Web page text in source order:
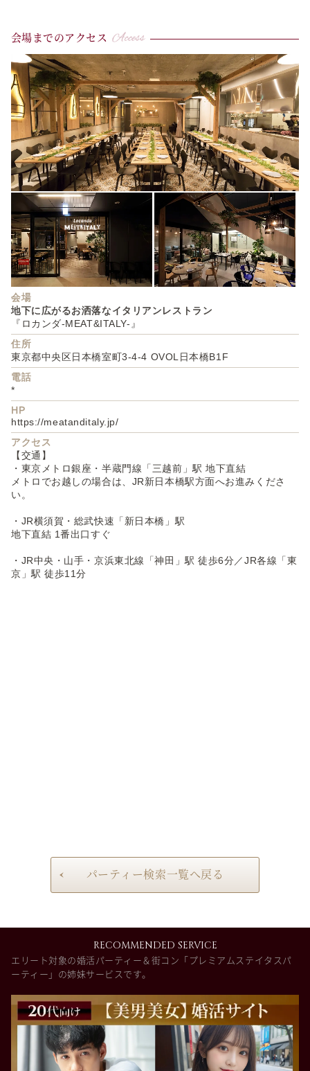
会場までのアクセス
会場
地下に広がるお洒落なイタリアンレストラン
『ロカンダ-MEAT&ITALY-』
住所
東京都中央区日本橋室町3-4-4 OVOL日本橋B1F
電話
*
HP
https://meatanditaly.jp/
アクセス
【交通】
・東京メトロ銀座・半蔵門線「三越前」駅 地下直結
メトロでお越しの場合は、JR新日本橋駅方面へお進みくださ
い。
・JR横須賀・総武快速「新日本橋」駅
地下直結 1番出口すぐ
・JR中央・山手・京浜東北線「神田」駅 徒歩6分／JR各線「東
京」駅 徒歩11分
パーティー検索一覧へ戻る
RECOMMENDED SERVICE
エリート対象の婚活パーティー＆街コン「プレミアムステイタスパ
ーティー」の姉妹サービスです。